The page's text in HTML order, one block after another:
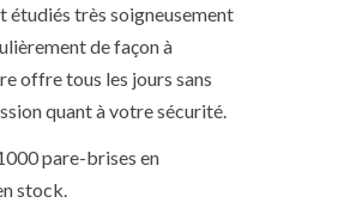
très soigneusement
de façon à
offre tous les jours sans
quant à votre sécurité.
pare-brises en
stock.